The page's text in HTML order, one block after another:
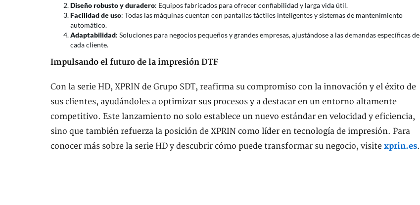
Diseño robusto y duradero: Equipos fabricados para ofrecer confiabilidad y larga vida útil.
Facilidad de uso: Todas las máquinas cuentan con pantallas táctiles inteligentes y sistemas de mantenimiento
automático.
Adaptabilidad: Soluciones para negocios pequeños y grandes empresas, ajustándose a las demandas específicas de
cada cliente.
Impulsando el futuro de la impresión DTF
Con la serie HD, XPRIN de Grupo SDT, reafirma su compromiso con la innovación y el éxito de
sus clientes, ayudándoles a optimizar sus procesos y a destacar en un entorno altamente
competitivo. Este lanzamiento no solo establece un nuevo estándar en velocidad y eficiencia,
sino que también refuerza la posición de XPRIN como líder en tecnología de impresión. Para
conocer más sobre la serie HD y descubrir cómo puede transformar su negocio, visite xprin.es.